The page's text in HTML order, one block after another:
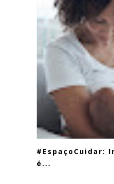
#EspaçoCuidar:
é...